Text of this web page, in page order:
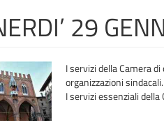
29
I servizi della Camera
organizzazioni sindacali.
I servizi essenziali